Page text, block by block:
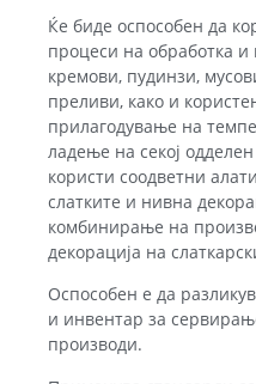
Ќе биде оспособен да
процеси на обработка и
кремови, пудинзи,
преливи, како и
прилагодување на
ладење на секој
користи соодветни
слатките и нивна
комбинирање на
декорација на
Оспособен е да
и инвентар за
производи.